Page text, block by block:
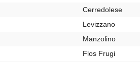
Cerredolese
Levizzano
Manzolino
Flos Frugi